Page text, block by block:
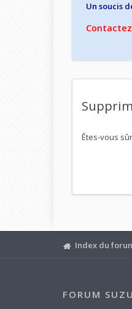
Un soucis
Êtes-vous
Index du
FORUM